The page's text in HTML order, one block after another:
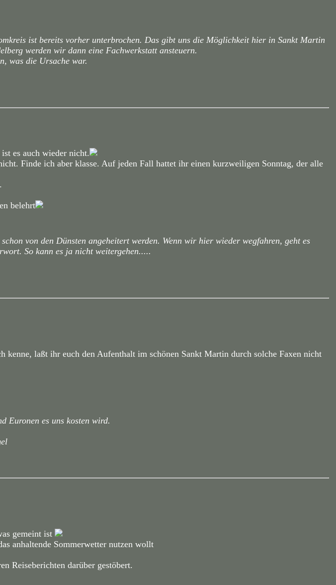
ist bereits vorher unterbrochen. Das gibt uns die Möglichkeit hier in Sankt Martin
werden wir dann eine Fachwerkstatt ansteuern.
was die Ursache war.
es auch wieder nicht.
Finde ich aber klasse. Auf jeden Fall hattet ihr einen kurzweiligen Sonntag, der alle
belehrt
von den Dünsten angeheitert werden. Wenn wir hier wieder wegfahren, geht es
So kann es ja nicht weitergehen.....
laßt ihr euch den Aufenthalt im schönen Sankt Martin durch solche Faxen nicht
Euronen es uns kosten wird.
gemeint ist
anhaltende Sommerwetter nutzen wollt
Reiseberichten darüber gestöbert.